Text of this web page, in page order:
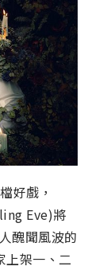
好戲，
Eve)將
醜聞風波的
上架一、二